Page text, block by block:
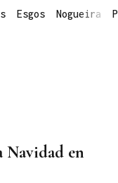
Esgos Nogueira
Navidad en